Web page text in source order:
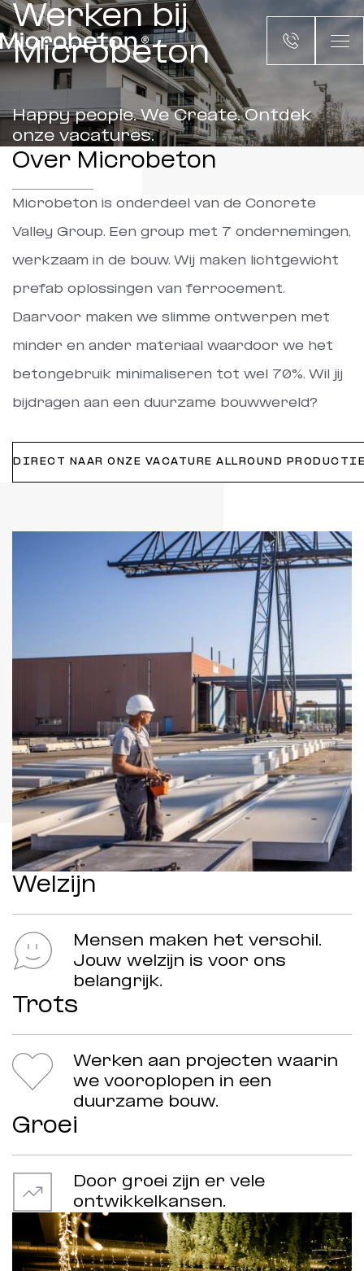
Werken bij
Microbeton
Happy people. We Create. Ontdek
onze vacatures.
Over Microbeton
Microbeton is onderdeel van de Concrete
Valley Group. Een group met 7 ondernemingen,
werkzaam in de bouw. Wij maken lichtgewicht
prefab oplossingen van ferrocement.
Daarvoor maken we slimme ontwerpen met
minder en ander materiaal waardoor we het
betongebruik minimaliseren tot wel 70%. Wil jij
bijdragen aan een duurzame bouwwereld?
DIRECT NAAR ONZE VACATURE ALLROUND
Welzijn
Mensen maken het verschil.
Jouw welzijn is voor ons
belangrijk.
Trots
Werken aan projecten waarin
we vooroplopen in een
duurzame bouw.
Groei
Door groei zijn er vele
ontwikkelkansen.